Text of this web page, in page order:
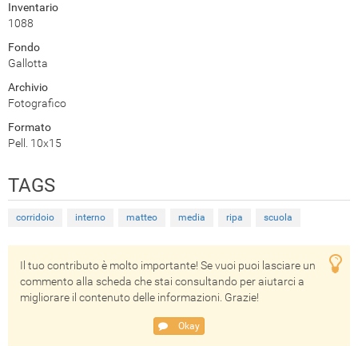
Inventario
1088
Fondo
Gallotta
Archivio
Fotografico
Formato
Pell. 10x15
TAGS
corridoio interno matteo media ripa scuola
Il tuo contributo è molto importante! Se vuoi puoi lasciare un
commento alla scheda che stai consultando per aiutarci a
migliorare il contenuto delle informazioni. Grazie!
Okay